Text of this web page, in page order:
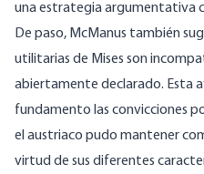
una estrategia argumentativa
De paso, McManus también
utilitarias de Mises son
abiertamente declarado. Esta
fundamento las convicciones
el austriaco pudo mantener
virtud de sus diferentes